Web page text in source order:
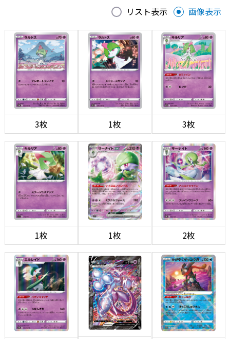
リスト表示 画像表示
3枚 1枚 3枚
1枚 1枚 2枚